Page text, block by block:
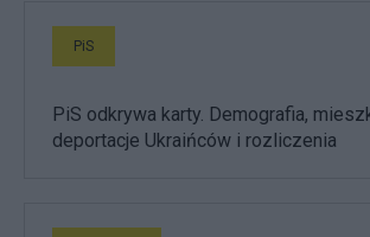
PiS
PiS odkrywa karty. Demografia,
deportacje Ukraińców i rozliczenia